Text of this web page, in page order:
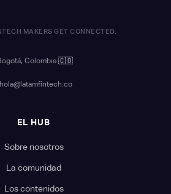
MAKERS GET CONNECTED.
Colombia 🇨🇴
hola@latamfintech.co
EL HUB
Sobre nosotros
La comunidad
Los contenidos